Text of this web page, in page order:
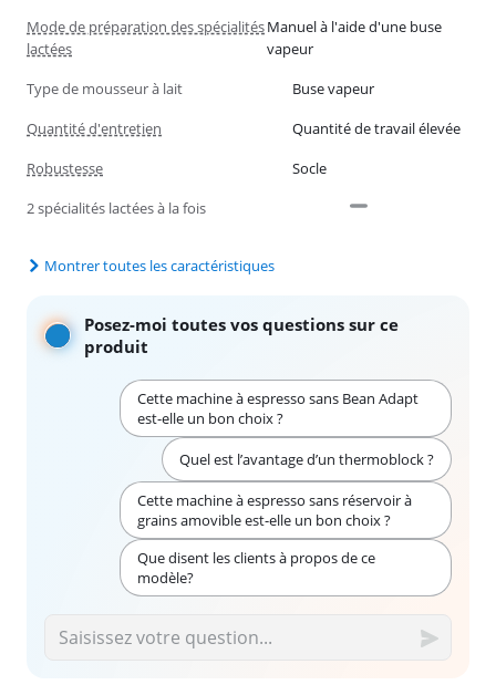
Mode de préparation des spécialités
lactées
Manuel à l'aide d'une buse
vapeur
Type de mousseur à lait
Buse vapeur
Quantité d'entretien
Quantité de travail élevée
Robustesse
Socle
2 spécialités lactées à la fois
Montrer toutes les caractéristiques
Posez-moi toutes vos questions sur ce
produit
Cette machine à espresso sans Bean Adapt
est-elle un bon choix ?
Quel est l’avantage d’un thermoblock ?
Cette machine à espresso sans réservoir à
grains amovible est-elle un bon choix ?
Que disent les clients à propos de ce
modèle?